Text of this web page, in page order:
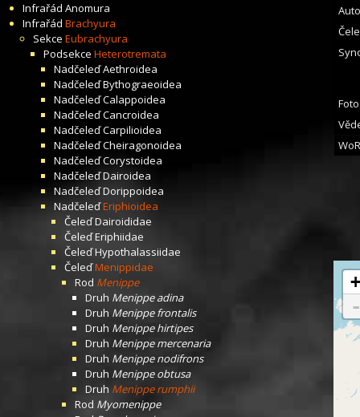
Infrařád Anomura
Infrařád Brachyura
Sekce Eubrachyura
Podsekce Heterotremata
NadčeleďAethroidea
NadčeleďBythograeoidea
NadčeleďCalappoidea
NadčeleďCancroidea
NadčeleďCarpilioidea
NadčeleďCheiragonoidea
NadčeleďCorystoidea
NadčeleďDairoidea
NadčeleďDorippoidea
NadčeleďEriphioidea
ČeleďDairoididae
ČeleďEriphiidae
ČeleďHypothalassiidae
ČeleďMenippidae
Rod Menippe
Druh Menippe adina
Druh Menippe frontalis
Druh Menippe hirtipes
Druh Menippe mercenaria
Druh Menippe nodifrons
Druh Menippe obtusa
Druh Menippe rumphii
Rod Myomenippe
+